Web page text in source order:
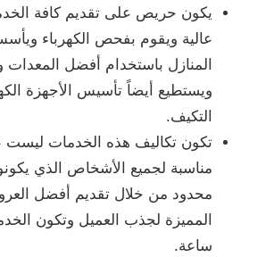
يكون حريص على تقديم كافة
عالية ويقوم بفحص الكهرباء
المنازل باستخدام أفضل المعدات
ويستطيع أيضاً تأسيس الأجهزة
التكيف.
تكون تكاليف هذه الخدمات ليست
مناسبة لجميع الأشخاص الذي
محدود من خلال تقديم أفضل
ساعة.